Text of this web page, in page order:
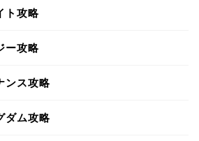
ト攻略
ー攻略
ンス攻略
ダム攻略